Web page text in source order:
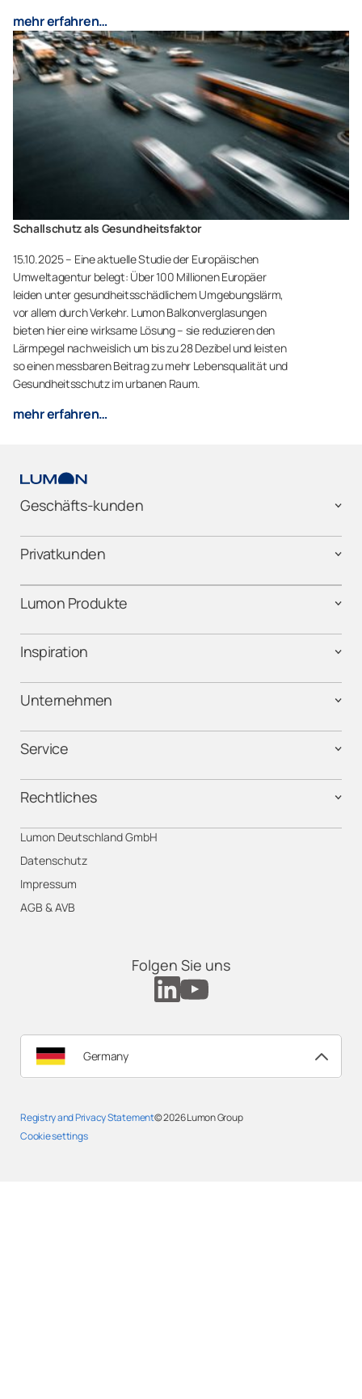
mehr erfahren…
Schallschutz als Gesundheitsfaktor
15.10.2025 – Eine aktuelle Studie der Europäischen
Umweltagentur belegt: Über 100 Millionen Europäer
leiden unter gesundheitsschädlichem Umgebungslärm,
vor allem durch Verkehr. Lumon Balkonverglasungen
bieten hier eine wirksame Lösung – sie reduzieren den
Lärmpegel nachweislich um bis zu 28 Dezibel und leisten
so einen messbaren Beitrag zu mehr Lebensqualität und
Gesundheitsschutz im urbanen Raum.
mehr erfahren…
Geschäfts-kunden
Privatkunden
Lumon Produkte
Inspiration
Unternehmen
Service
Rechtliches
Lumon Deutschland GmbH
Datenschutz
Impressum
AGB & AVB
Folgen Sie uns
Germany
Registry and Privacy Statement
Cookie settings
© 2026Lumon Group